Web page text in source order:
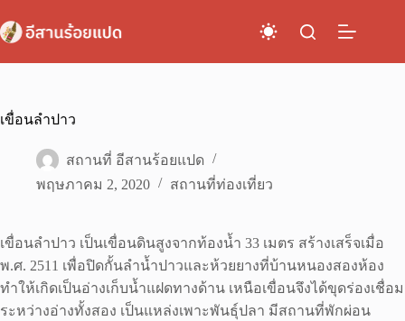
to
content
เขื่อนลำปาว
สถานที่ อีสานร้อยแปด
พฤษภาคม 2, 2020
สถานที่ท่องเที่ยว
เขื่อนลำปาว เป็นเขื่อนดินสูงจากท้องน้ำ 33 เมตร สร้างเสร็จเมื่อ
พ.ศ. 2511 เพื่อปิดกั้นลำน้ำปาวและห้วยยางที่บ้านหนองสองห้อง
ทำให้เกิดเป็นอ่างเก็บน้ำแฝดทางด้าน เหนือเขื่อนจึงได้ขุดร่องเชื่อม
ระหว่างอ่างทั้งสอง เป็นแหล่งเพาะพันธุ์ปลา มีสถานที่พักผ่อน